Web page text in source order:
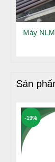
Máy
Sản
-19%